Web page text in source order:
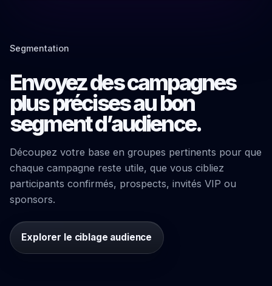
Segmentation
Envoyez des campagnes
plus précises au bon
segment d’audience.
Découpez votre base en groupes pertinents pour que
chaque campagne reste utile, que vous cibliez
participants confirmés, prospects, invités VIP ou
sponsors.
Explorer le ciblage audience